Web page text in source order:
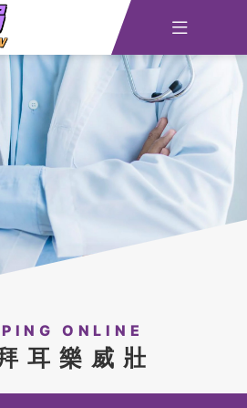

查詢訂單
線上留言
全部藥品
ONLINE
耳樂威壯